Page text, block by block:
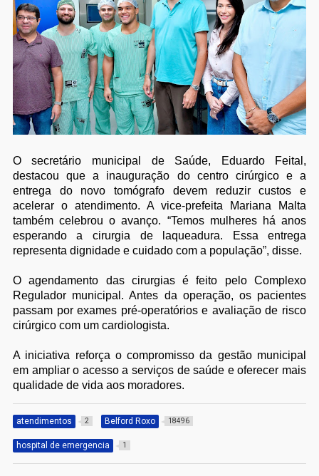
O secretário municipal de Saúde, Eduardo Feital,
destacou que a inauguração do centro cirúrgico e a
entrega do novo tomógrafo devem reduzir custos e
acelerar o atendimento. A vice-prefeita Mariana Malta
também celebrou o avanço. “Temos mulheres há anos
esperando a cirurgia de laqueadura. Essa entrega
representa dignidade e cuidado com a população”, disse.
O agendamento das cirurgias é feito pelo Complexo
Regulador municipal. Antes da operação, os pacientes
passam por exames pré-operatórios e avaliação de risco
cirúrgico com um cardiologista.
A iniciativa reforça o compromisso da gestão municipal
em ampliar o acesso a serviços de saúde e oferecer mais
qualidade de vida aos moradores.
atendimentos 2 Belford Roxo 18496
hospital de emergencia 1